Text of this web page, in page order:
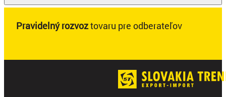
Pravidelný rozvoztovaru pre odberateľov